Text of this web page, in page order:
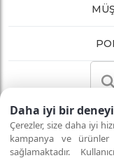
Daha iyi bir
Çerezler, size daha iyi
kampanya ve ürünler
sağlamaktadır.